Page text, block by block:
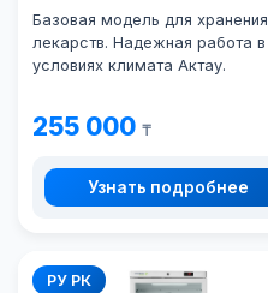
Базовая модель для хранения
лекарств. Надежная работа в
условиях климата Актау.
255 000 ₸
Узнать подробнее
РУ РК